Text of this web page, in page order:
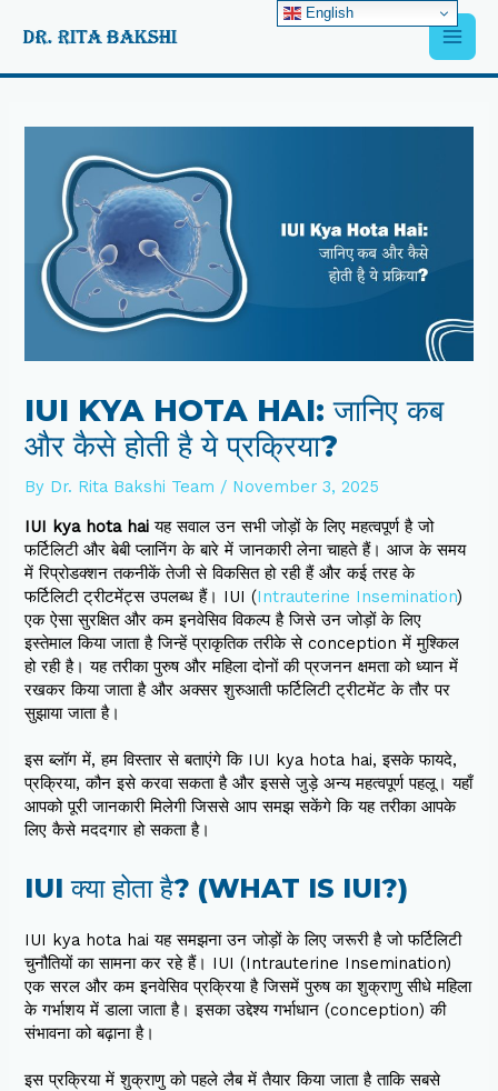
Main
IUI KYA HOTA HAI: जानिए कब
और कैसे होती है ये प्रक्रिया?
By Dr. Rita Bakshi Team / November 3, 2025
IUI kya hota hai यह सवाल उन सभी जोड़ों के लिए महत्वपूर्ण है जो
फर्टिलिटी और बेबी प्लानिंग के बारे में जानकारी लेना चाहते हैं। आज के समय
में रिप्रोडक्शन तकनीकें तेजी से विकसित हो रही हैं और कई तरह के
फर्टिलिटी ट्रीटमेंट्स उपलब्ध हैं। IUI (Intrauterine Insemination)
एक ऐसा सुरक्षित और कम इनवेसिव विकल्प है जिसे उन जोड़ों के लिए
इस्तेमाल किया जाता है जिन्हें प्राकृतिक तरीके से conception में मुश्किल
हो रही है। यह तरीका पुरुष और महिला दोनों की प्रजनन क्षमता को ध्यान में
रखकर किया जाता है और अक्सर शुरुआती फर्टिलिटी ट्रीटमेंट के तौर पर
सुझाया जाता है।
इस ब्लॉग में, हम विस्तार से बताएंगे कि IUI kya hota hai, इसके फायदे,
प्रक्रिया, कौन इसे करवा सकता है और इससे जुड़े अन्य महत्वपूर्ण पहलू। यहाँ
आपको पूरी जानकारी मिलेगी जिससे आप समझ सकेंगे कि यह तरीका आपके
लिए कैसे मददगार हो सकता है।
IUI क्या होता है? (WHAT IS IUI?)
IUI kya hota hai यह समझना उन जोड़ों के लिए जरूरी है जो फर्टिलिटी
चुनौतियों का सामना कर रहे हैं। IUI (Intrauterine Insemination)
एक सरल और कम इनवेसिव प्रक्रिया है जिसमें पुरुष का शुक्राणु सीधे महिला
के गर्भाशय में डाला जाता है। इसका उद्देश्य गर्भाधान (conception) की
संभावना को बढ़ाना है।
इस प्रक्रिया में शुक्राणु को पहले लैब में तैयार किया जाता है ताकि सबसे
English